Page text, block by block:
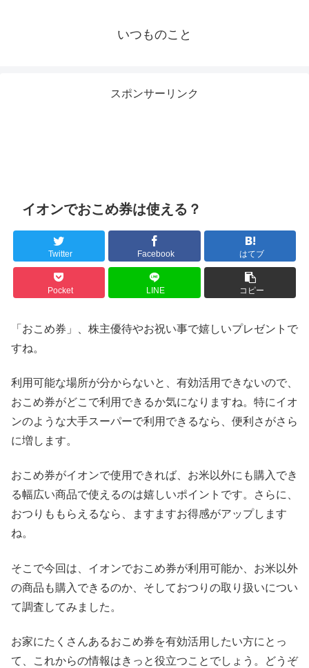
いつものこと
スポンサーリンク
イオンでおこめ券は使える？
Twitter Facebook はてブ
Pocket LINE コピー
「おこめ券」、株主優待やお祝い事で嬉しいプレゼントで
すね。
利用可能な場所が分からないと、有効活用できないので、
おこめ券がどこで利用できるか気になりますね。特にイオ
ンのような大手スーパーで利用できるなら、便利さがさら
に増します。
おこめ券がイオンで使用できれば、お米以外にも購入でき
る幅広い商品で使えるのは嬉しいポイントです。さらに、
おつりももらえるなら、ますますお得感がアップします
ね。
そこで今回は、イオンでおこめ券が利用可能か、お米以外
の商品も購入できるのか、そしておつりの取り扱いについ
て調査してみました。
お家にたくさんあるおこめ券を有効活用したい方にとっ
て、これからの情報はきっと役立つことでしょう。どうぞ